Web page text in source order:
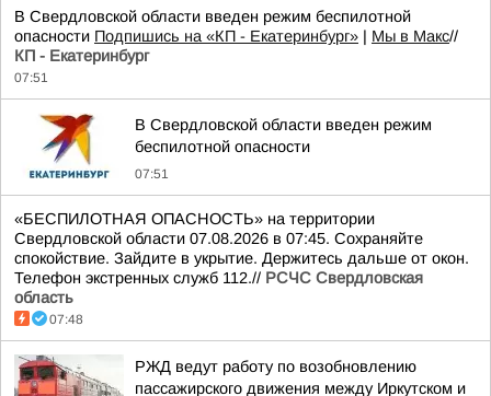
В Свердловской области введен режим беспилотной
опасности Подпишись на «КП - Екатеринбург» | Мы в Maкс//
КП - Екатеринбург
07:51
В Свердловской области введен режим
беспилотной опасности
07:51
«БЕСПИЛОТНАЯ ОПАСНОСТЬ» на территории
Свердловской области 07.08.2026 в 07:45. Сохраняйте
спокойствие. Зайдите в укрытие. Держитесь дальше от окон.
Телефон экстренных служб 112.// РСЧС Свердловская
область
07:48
РЖД ведут работу по возобновлению
пассажирского движения между Иркутском и